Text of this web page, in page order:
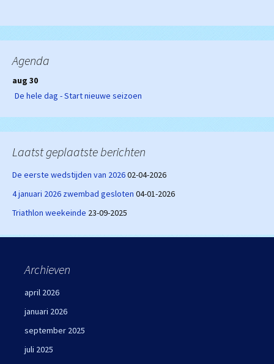
Agenda
aug 30
De hele dag - Start nieuwe seizoen
Laatst geplaatste berichten
De eerste wedstijden van 202602-04-2026
4 januari 2026 zwembad gesloten 04-01-2026
Triathlon weekeinde 23-09-2025
Archieven
april 2026
januari 2026
september 2025
juli 2025